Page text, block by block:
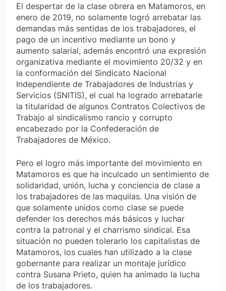
El despertar de la clase obrera en Matamoros, en
enero de 2019, no solamente logró arrebatar las
demandas más sentidas de los trabajadores, el
pago de un incentivo mediante un bono y
aumento salarial, además encontró una expresión
organizativa mediante el movimiento 20/32 y en
la conformación del Sindicato Nacional
Independiente de Trabajadores de Industrias y
Servicios (SNITIS), el cual ha logrado arrebatarle
la titularidad de algunos Contratos Colectivos de
Trabajo al sindicalismo rancio y corrupto
encabezado por la Confederación de
Trabajadores de México.
Pero el logro más importante del movimiento en
Matamoros es que ha inculcado un sentimiento de
solidaridad, unión, lucha y conciencia de clase a
los trabajadores de las maquilas. Una visión de
que solamente unidos como clase se puede
defender los derechos más básicos y luchar
contra la patronal y el charrismo sindical. Esa
situación no pueden tolerarlo los capitalistas de
Matamoros, los cuales han utilizado a la clase
gobernante para realizar un montaje jurídico
contra Susana Prieto, quien ha animado la lucha
de los trabajadores.